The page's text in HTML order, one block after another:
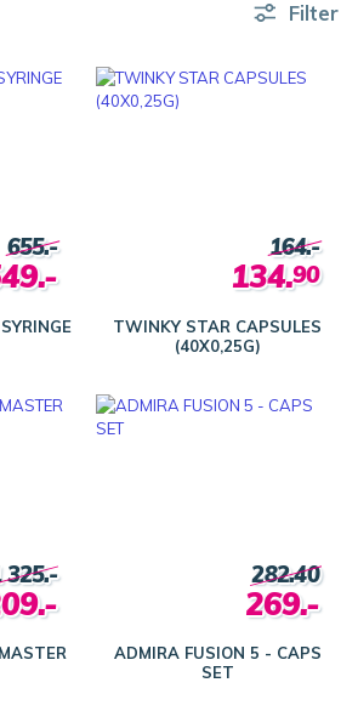
Filter
655.-
TWINKY STAR CAPSULES
(40X0,25G)
164.-
134.90
325.-
ADMIRA FUSION 5 - CAPS
SET
282.40
269.-